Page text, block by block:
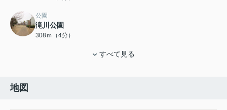
公園
滝川公園
308ｍ（4分）
すべて見る
地図